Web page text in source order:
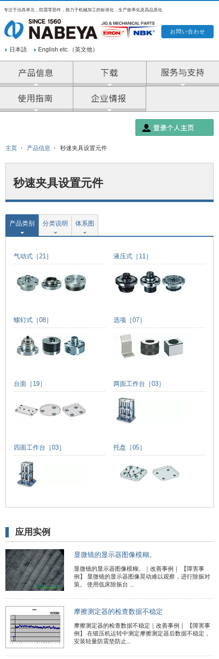
专注于治具单元，防震零部件，致力于机械加工的标准化，生产效率化及高品质化
日本語 English etc.（英文他）
主页 产品信息 秒速夹具设置元件
秒速夹具设置元件
产品类别 分类说明 体系图
气动式［21］ 液压式［11］
螺钉式［08］ 选项［07］
台面［19］ 两面工作台［03］
四面工作台［03］ 托盘［05］
应用实例
显微镜的显示器图像模糊。
显微镜的显示器图像模糊。｜改善事例｜ 【障害事
例】 显微镜的显示器图像晃动难以观察，进行除振对
策。 使用低床除振台 ...
摩擦测定器的检查数据不稳定
摩擦测定器的检查数据不稳定｜改善事例｜ 【障害事
例】 在锻压机运转中测定摩擦测定器后数据不稳定，
安装轻量防震垫防止...